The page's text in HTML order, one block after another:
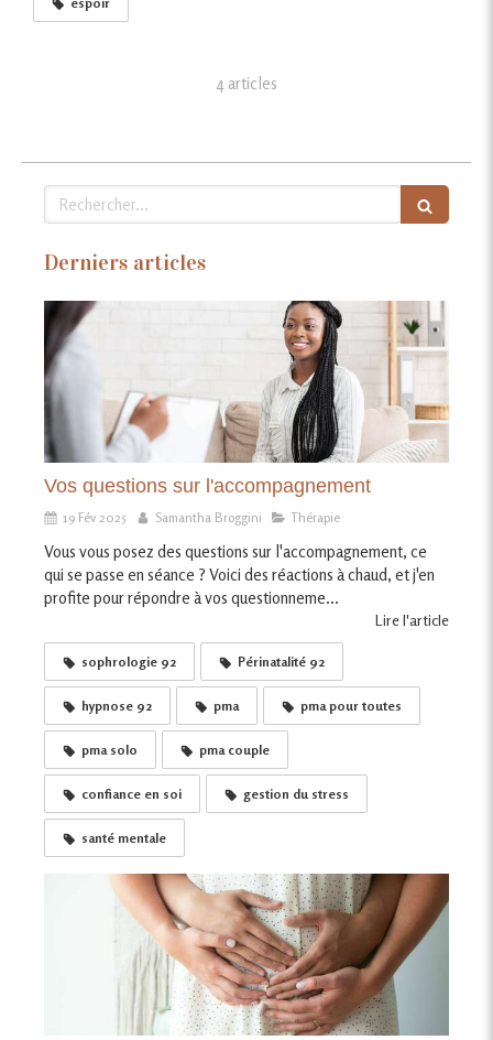
4 articles
Rechercher
Derniers articles
Vos questions sur l'accompagnement
19 Fév 2025 Samantha Broggini Thérapie
Vous vous posez des questions sur l'accompagnement, ce
qui se passe en séance ? Voici des réactions à chaud, et j'en
profite pour répondre à vos questionneme...
Lire l'article
sophrologie 92 Périnatalité 92
hypnose 92 pma pma pour toutes
pma solo pma couple
confiance en soi gestion du stress
santé mentale